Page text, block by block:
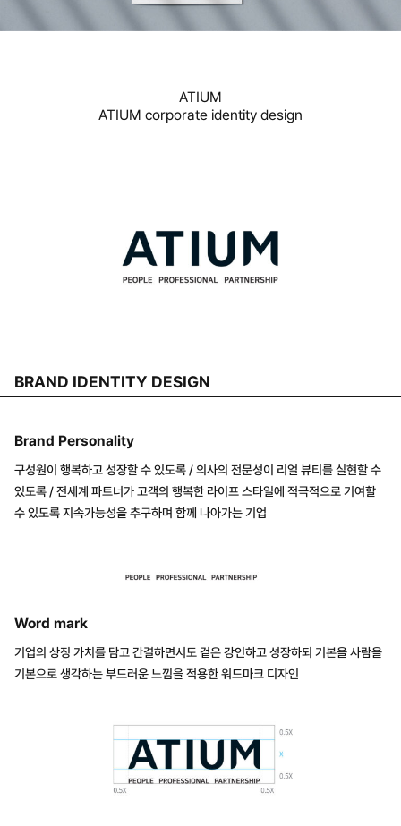
ATIUM
ATIUM corporate identity design
BRAND IDENTITY DESIGN
Brand Personality
구성원이 행복하고 성장할 수 있도록 / 의사의 전문성이 리얼 뷰티를 실현할 수
있도록 / 전세계 파트너가 고객의 행복한 라이프 스타일에 적극적으로 기여할
수 있도록 지속가능성을 추구하며 함께 나아가는 기업
Word mark
기업의 상징 가치를 담고 간결하면서도 겉은 강인하고 성장하되 기본을 사람을
기본으로 생각하는 부드러운 느낌을 적용한 워드마크 디자인